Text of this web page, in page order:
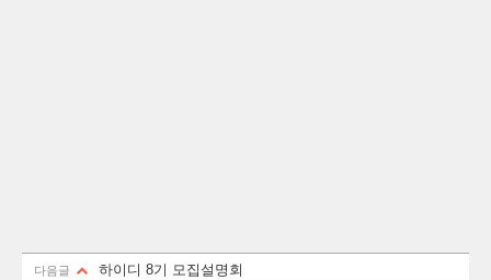
다음글 하이디 8기 모집설명회